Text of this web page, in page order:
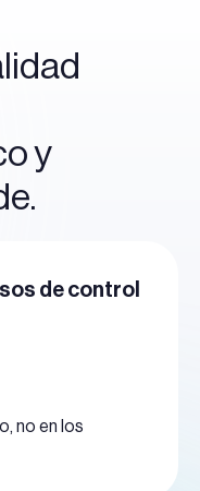
y
de control
no en los